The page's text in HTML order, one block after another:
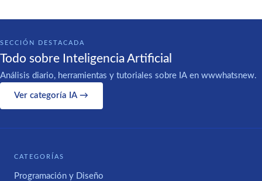
SECCIÓN DESTACADA
Todo sobre Inteligencia Artificial
Análisis diario, herramientas y tutoriales sobre IA en wwwhatsnew.
Ver categoría IA →
CATEGORÍAS
Programación y Diseño